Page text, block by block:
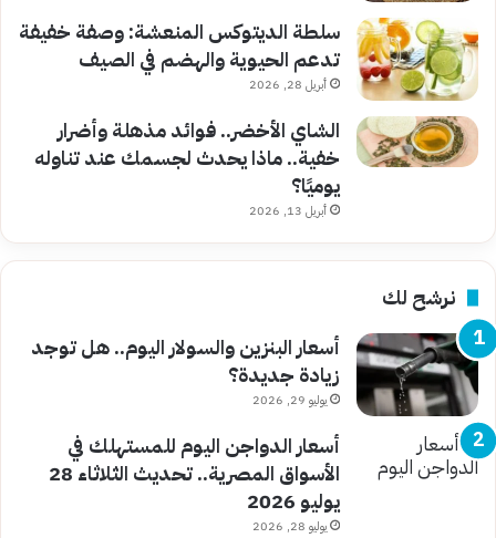
سلطة الديتوكس المنعشة: وصفة خفيفة
تدعم الحيوية والهضم في الصيف
أبريل 28, 2026
الشاي الأخضر.. فوائد مذهلة وأضرار
خفية.. ماذا يحدث لجسمك عند تناوله
يوميًا؟
أبريل 13, 2026
نرشح لك
أسعار البنزين والسولار اليوم.. هل توجد
زيادة جديدة؟
يوليو 29, 2026
أسعار الدواجن اليوم للمستهلك في
الأسواق المصرية.. تحديث الثلاثاء 28
يوليو 2026
يوليو 28, 2026